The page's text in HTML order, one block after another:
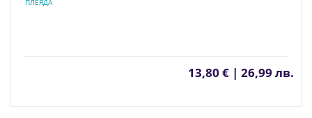
ПЛЕЯДА
13,80 € | 26,99 лв.